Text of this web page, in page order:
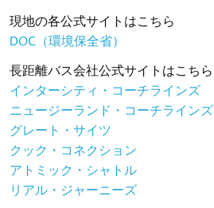
現地の各公式サイトはこちら
DOC（環境保全省）
長距離バス会社公式サイトはこちら
インターシティ・コーチラインズ
ニュージーランド・コーチラインズ
グレート・サイツ
クック・コネクション
アトミック・シャトル
リアル・ジャーニーズ